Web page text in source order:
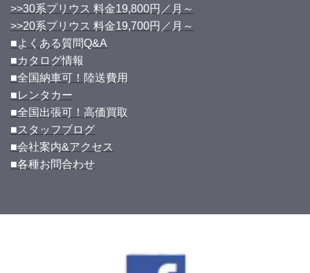
>>30系プリウス 料金19,800円／月～
>>20系プリウス 料金19,700円／月～
■よくある質問Q&A
■カタログ情報
■全国納車可！陸送費用
■レンタカー
■全国出張可！高価買取
■スタッフブログ
■会社案内&アクセス
■各種お問合わせ